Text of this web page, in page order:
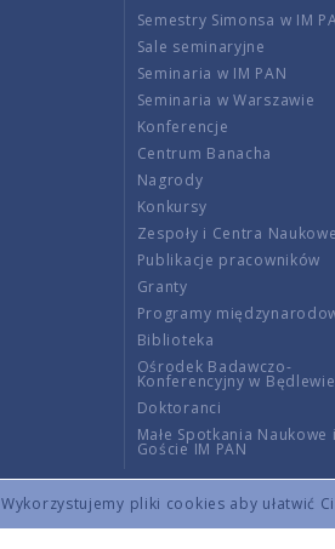
Wykorzystujemy pliki cookies aby ułatwić
Semestry Simonsa w IM
Sale seminaryjne
Seminaria w IM PAN
Seminaria w Warszawie
Konferencje
Centrum Banacha
Nagrody
Konkursy
Zespoły i Centra Naukowe
Publikacje pracowników
Granty
Programy
Biblioteka
Ośrodek Badawczo-
Konferencyjny w Będlewie
Doktoranci
Małe Spotkania Naukowe i
Goście IM PAN